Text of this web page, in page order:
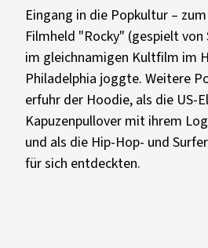
Eingang in die Popkultur –
Filmheld "Rocky" (gespielt
im gleichnamigen Kultfilm im
Philadelphia joggte. Weitere
erfuhr der Hoodie, als die US-
Kapuzenpullover mit ihrem
und als die Hip-Hop- und
für sich entdeckten.